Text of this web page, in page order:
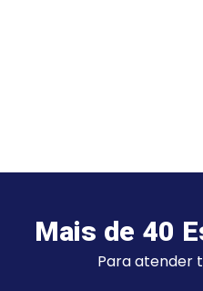
Mais de 40
Para atender